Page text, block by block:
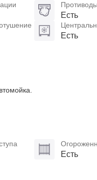
Есть
Есть
Есть